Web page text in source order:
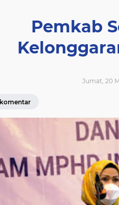
Pemkab
Jumat, 20
komentar